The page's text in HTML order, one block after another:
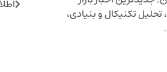
تکنیکال و بنیادی،